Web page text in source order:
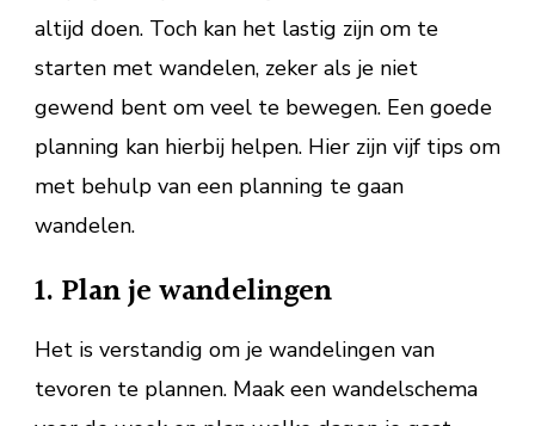
altijd doen. Toch kan het lastig zijn om te
starten met wandelen, zeker als je niet
gewend bent om veel te bewegen. Een goede
planning kan hierbij helpen. Hier zijn vijf tips om
met behulp van een planning te gaan
wandelen.
1. Plan je wandelingen
Het is verstandig om je wandelingen van
tevoren te plannen. Maak een wandelschema